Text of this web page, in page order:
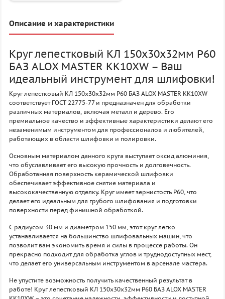
Описание и характеристики
Круг лепестковый КЛ 150х30х32мм P60
БАЗ ALOX MASTER KK10XW – Ваш
идеальный инструмент для шлифовки!
Круг лепестковый КЛ 150х30х32мм P60 БАЗ ALOX MASTER KK10XW
соответствует ГОСТ 22775-77 и предназначен для обработки
различных материалов, включая металл и дерево. Его
премиальное качество и эффективные характеристики делают его
незаменимым инструментом для профессионалов и любителей,
работающих в области шлифовки и полировки.
Основным материалом данного круга выступает оксид алюминия,
что обуславливает его высокую прочность и долговечность.
Обработанная поверхность керамической шлифовки
обеспечивает эффективное снятие материала и
высококачественную отделку. Круг имеет зернистость P60, что
делает его идеальным для грубого шлифования и подготовки
поверхности перед финишной обработкой.
С радиусом 30 мм и диаметром 150 мм, этот круг легко
устанавливается на большинство шлифовальных машин, что
позволит вам экономить время и силы в процессе работы. Он
прекрасно подходит для обработка углов и труднодоступных мест,
что делает его универсальным инструментом в арсенале мастера.
Не упустите возможность получить качественный результат в
работе! Круг лепестковый КЛ 150х30х32мм P60 БАЗ ALOX MASTER